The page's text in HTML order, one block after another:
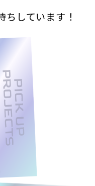
ちしています！